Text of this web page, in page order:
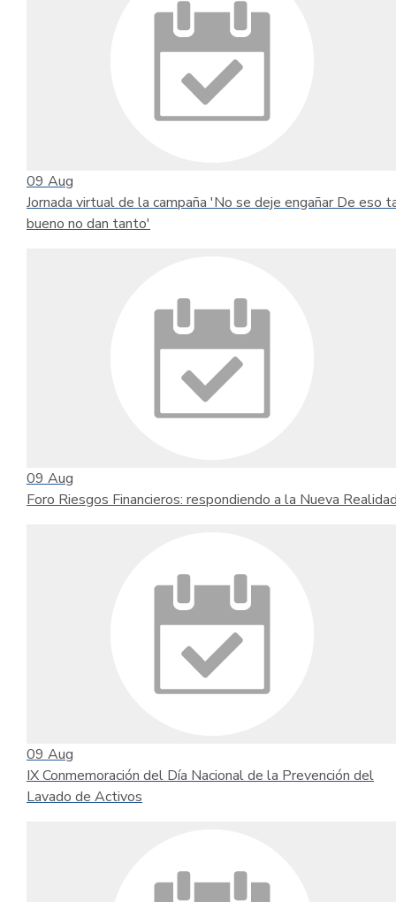
09 Aug
Jornada virtual de la campaña 'No se deje engañar De eso
bueno no dan tanto'
09 Aug
Foro Riesgos Financieros: respondiendo a la Nueva
09 Aug
IX Conmemoración del Día Nacional de la Prevención del
Lavado de Activos